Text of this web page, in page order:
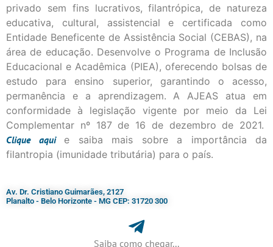
privado sem fins lucrativos, filantrópica, de natureza
educativa, cultural, assistencial e certificada como
Entidade Beneficente de Assistência Social (CEBAS), na
área de educação. Desenvolve o Programa de Inclusão
Educacional e Acadêmica (PIEA), oferecendo bolsas de
estudo para ensino superior, garantindo o acesso,
permanência e a aprendizagem. A AJEAS atua em
conformidade à legislação vigente por meio da Lei
Complementar nº 187 de 16 de dezembro de 2021.
Cliqueaqui
e saiba mais sobre a importância da
filantropia (imunidade tributária) para o país.
Av. Dr. Cristiano Guimarães, 2127
Planalto - Belo Horizonte - MG CEP: 31720 300
Saiba como chegar...